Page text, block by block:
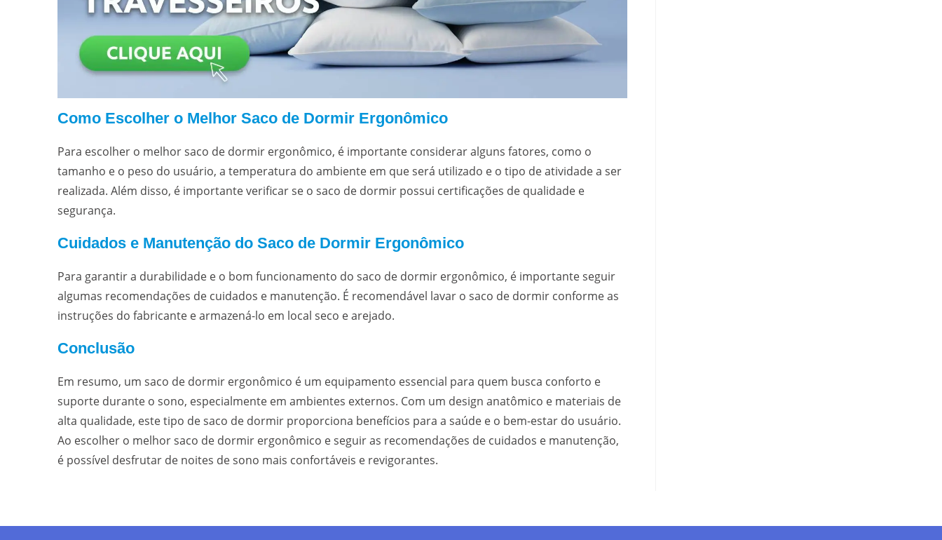
Como Escolher o Melhor Saco de Dormir Ergonômico
Para escolher o melhor saco de dormir ergonômico, é importante considerar alguns fatores, como o
tamanho e o peso do usuário, a temperatura do ambiente em que será utilizado e o tipo de atividade a ser
realizada. Além disso, é importante verificar se o saco de dormir possui certificações de qualidade e
segurança.
Cuidados e Manutenção do Saco de Dormir Ergonômico
Para garantir a durabilidade e o bom funcionamento do saco de dormir ergonômico, é importante seguir
algumas recomendações de cuidados e manutenção. É recomendável lavar o saco de dormir conforme as
instruções do fabricante e armazená-lo em local seco e arejado.
Conclusão
Em resumo, um saco de dormir ergonômico é um equipamento essencial para quem busca conforto e
suporte durante o sono, especialmente em ambientes externos. Com um design anatômico e materiais de
alta qualidade, este tipo de saco de dormir proporciona benefícios para a saúde e o bem-estar do usuário.
Ao escolher o melhor saco de dormir ergonômico e seguir as recomendações de cuidados e manutenção,
é possível desfrutar de noites de sono mais confortáveis e revigorantes.